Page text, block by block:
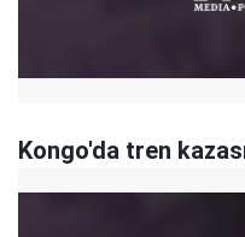
Kongo'da tren